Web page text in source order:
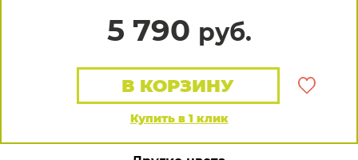
5 790 руб.
Купить в 1 клик
В КОРЗИНУ